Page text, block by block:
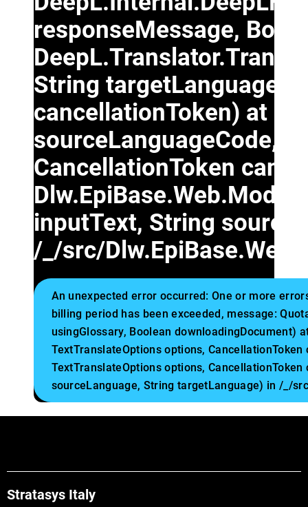
responseMessage,
String
cancellationToken) at
sourceLanguageCode,
CancellationToken
inputText, String
/_/src/
An unexpected error occurred: One or more
billing period has been exceeded, message:
usingGlossary, Boolean downloadingDocument)
TextTranslateOptions options,
TextTranslateOptions options,
sourceLanguage, String targetLanguage) in /_/
Stratasys Italy